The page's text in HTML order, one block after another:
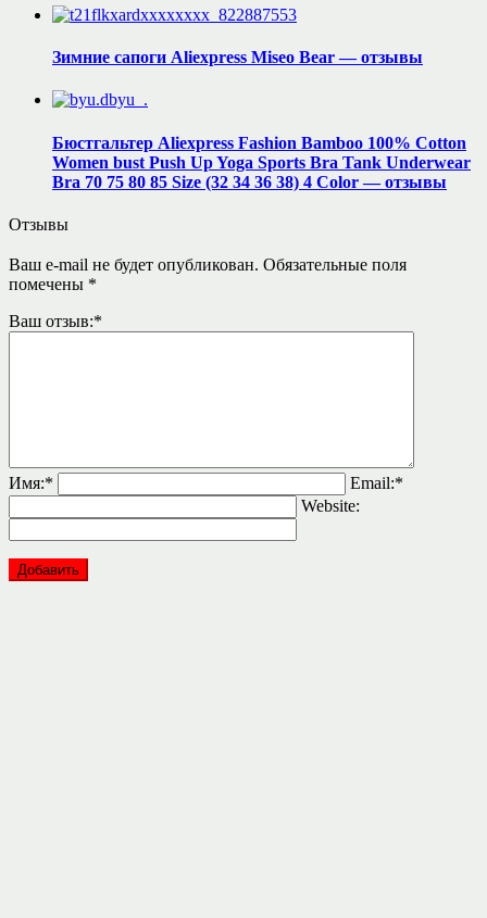
Зимние сапоги Aliexpress Miseo Bear — отзывы
Бюстгальтер Aliexpress Fashion Bamboo 100% Cotton
Women bust Push Up Yoga Sports Bra Tank Underwear
Bra 70 75 80 85 Size (32 34 36 38) 4 Color — отзывы
Отзывы
Ваш e-mail не будет опубликован. Обязательные поля
помечены *
Ваш отзыв:*
Имя:* Email:*
Website: